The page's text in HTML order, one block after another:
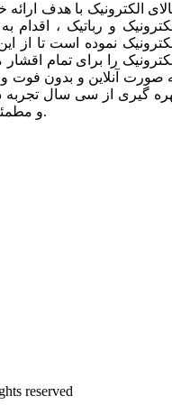
الکترونیک با هدف
و رباتیک ، اقدام
نموده است تا از
را برای تمام
صورت آنلاین و بدون فوت
گیری از سی سال تجربه
و مطمئن را برای شما به ارمغان می آورد.
reserved